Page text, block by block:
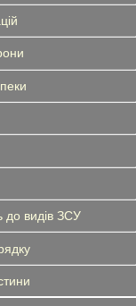
до видів ЗСУ